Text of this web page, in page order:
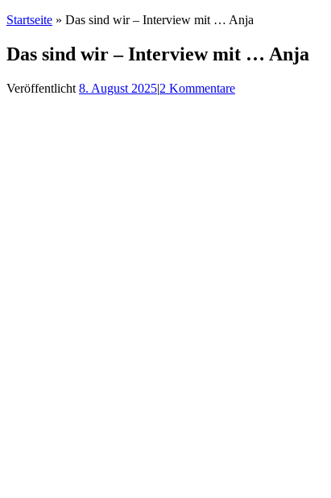
Startseite » Das sind wir – Interview mit … Anja
Das sind wir – Interview mit … Anja
Veröffentlicht 8. August 2025|2 Kommentare